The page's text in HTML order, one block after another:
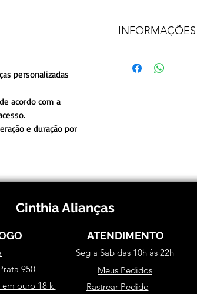
personalizadas
acordo com a
e duração por
reembolso, após
Cinthia Alianças
ATENDIMENTO
Seg a Sab das 10h às 22h
950
ouro 18 k
Meus Pedidos
Rastrear Pedido